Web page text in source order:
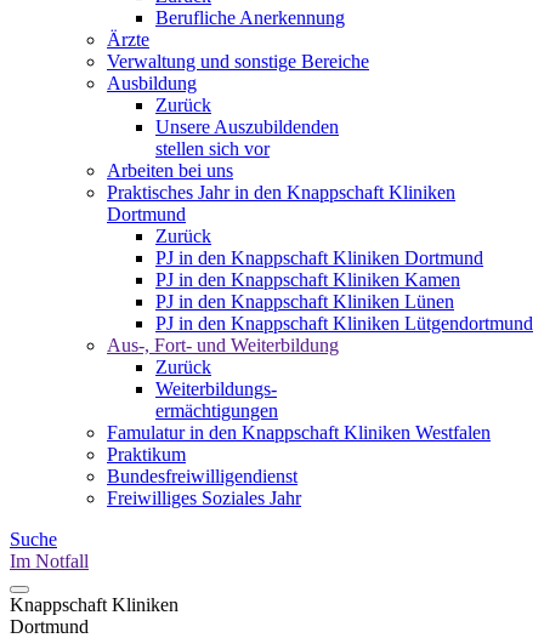
Berufliche Anerkennung
Ärzte
Verwaltung und sonstige Bereiche
Ausbildung
Zurück
Unsere Auszubildenden
stellen sich vor
Arbeiten bei uns
Praktisches Jahr in den Knappschaft Kliniken
Dortmund
Zurück
PJ in den Knappschaft Kliniken Dortmund
PJ in den Knappschaft Kliniken Kamen
PJ in den Knappschaft Kliniken Lünen
PJ in den Knappschaft Kliniken Lütgendortmund
Aus-, Fort- und Weiterbildung
Zurück
Weiterbildungs-
ermächtigungen
Famulatur in den Knappschaft Kliniken Westfalen
Praktikum
Bundesfreiwilligendienst
Freiwilliges Soziales Jahr
Suche
Im Notfall
Knappschaft Kliniken
Dortmund